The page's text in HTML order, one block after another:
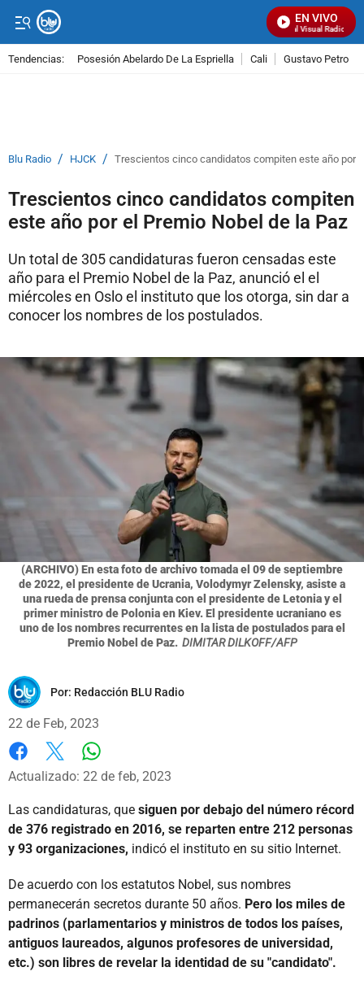
EN VIVO
Señal Visual Radio
Tendencias: Posesión Abelardo De La Espriella Cali Gustavo Petro
Blu Radio / HJCK / Trescientos cinco candidatos compiten este año por
Trescientos cinco candidatos compiten
este año por el Premio Nobel de la Paz
Un total de 305 candidaturas fueron censadas este
año para el Premio Nobel de la Paz, anunció el el
miércoles en Oslo el instituto que los otorga, sin dar a
conocer los nombres de los postulados.
(ARCHIVO) En esta foto de archivo tomada el 09 de septiembre
de 2022, el presidente de Ucrania, Volodymyr Zelensky, asiste a
una rueda de prensa conjunta con el presidente de Letonia y el
primer ministro de Polonia en Kiev. El presidente ucraniano es
uno de los nombres recurrentes en la lista de postulados para el
Premio Nobel de Paz. DIMITAR DILKOFF/AFP
Por: Redacción BLU Radio
22 de Feb, 2023
Facebook
X
Actualizado: 22 de feb, 2023
Las candidaturas, que siguen por debajo del número récord
de 376 registrado en 2016, se reparten entre 212 personas
y 93 organizaciones, indicó el instituto en su sitio Internet.
De acuerdo con los estatutos Nobel, sus nombres
permanecerán secretos durante 50 años. Pero los miles de
padrinos (parlamentarios y ministros de todos los países,
antiguos laureados, algunos profesores de universidad,
etc.) son libres de revelar la identidad de su "candidato".